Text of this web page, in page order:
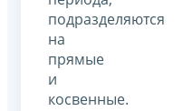
подразделяются
на
прямые
и
косвенные.